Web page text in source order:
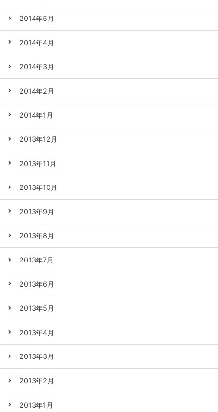
2014年5月
2014年4月
2014年3月
2014年2月
2014年1月
2013年12月
2013年11月
2013年10月
2013年9月
2013年8月
2013年7月
2013年6月
2013年5月
2013年4月
2013年3月
2013年2月
2013年1月